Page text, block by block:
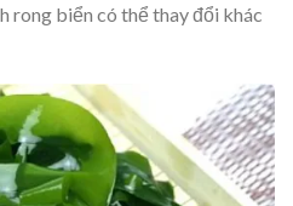
rong biển có thể thay đổi khác